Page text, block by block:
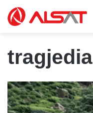
tragjedia